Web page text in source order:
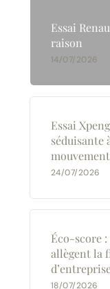
Essai
raison
14/07/2026
Essai
séduisante
mouvement
24/07/2026
Éco-score
allègent la
18/07/2026